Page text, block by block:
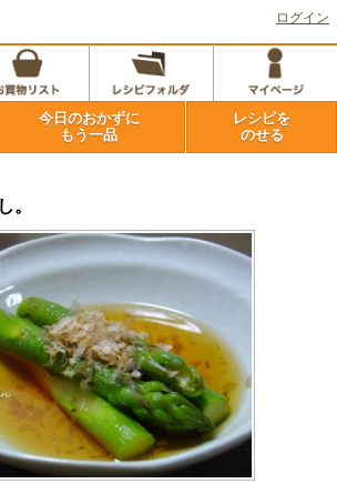
ログイン
今日のおかずに
もう一品
レシピを
のせる
。